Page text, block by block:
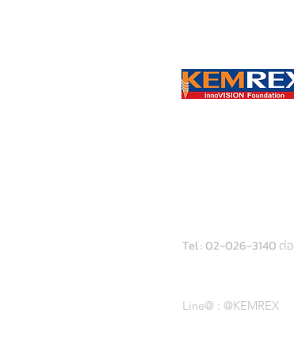
Tel : 02-026-3140 ต่อ
Line@ : @KEMREX